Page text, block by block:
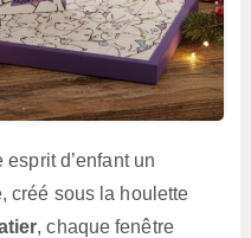
d’enfant un
créé sous la houlette
, chaque fenêtre